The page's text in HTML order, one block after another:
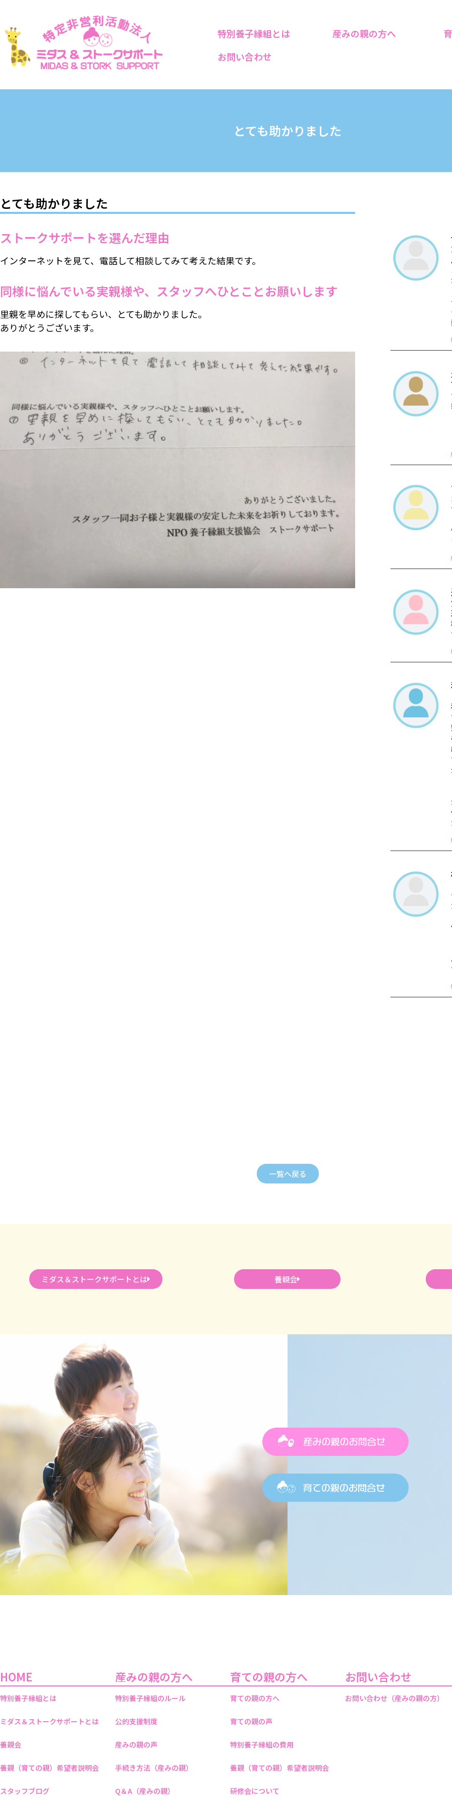
特別養子縁組とは 産みの親の方へ
お問い合わせ
とても助かりました
とても助かりました
ストークサポートを選んだ理由
インターネットを見て、電話して相談してみて考えた結果です。
同様に悩んでいる実親様や、スタッフへひとことお願いします
里親を早めに探してもらい、とても助かりました。
ありがとうございます。
一覧へ戻る
ミダス＆ストークサポートとは 養親会
HOME 産みの親の方へ 育ての親の方へ お問い合わせ
特別養子縁組とは
ミダス＆ストークサポートとは
養親会
養親（育ての親）希望者説明会
スタッフブログ
特別養子縁組のルール
公的支援制度
産みの親の声
手続き方法（産みの親）
Q＆A（産みの親）
育ての親の方へ
育ての親の声
特別養子縁組の費用
養親（育ての親）希望者説明会
研修会について
お問い合わせ（産みの親の方）